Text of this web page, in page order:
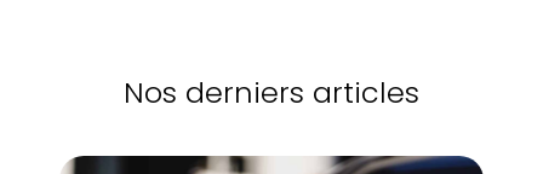
Nos derniers articles